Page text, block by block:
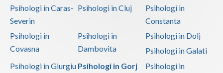
Psihologi in Caras-
Severin
Psihologi in Cluj
Psihologi in
Constanta
Psihologi in
Covasna
Psihologi in
Dambovita
Psihologi in Dolj
Psihologi in Galati
Psihologi in Giurgiu Psihologi in Gorj
Psihologi in